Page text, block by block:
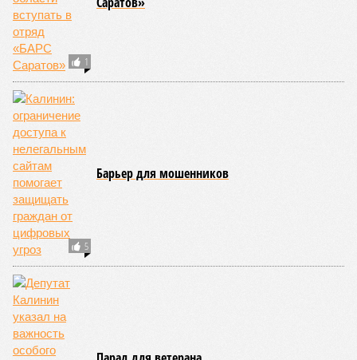
В Саратовской консерватории прошел концерт для подопечных фондов
«Александр Невский» и «Защитники Отечества» (фото: saratov-eparhia.ru)
В театральном зале Саратовской государственной консерватории
имени Л. В. Собинова 16 мая состоялся масштабный
благотворительный концерт «Вера, надежда, любовь».
Мероприятие было организовано Образовательным центром по
развитию детского и юношеского творчества, действующим при
Саратовской духовной семинарии по благословению
митрополита Саратовского и Вольского Игнатия.
Инициатором и главным организатором творческого вечера
выступила бессменный руководитель центра
Трошина, которая сумела собрать на одной сцене
воспитанников сразу нескольких православных учебных
заведений области и подарить настоящий праздник тем,
кто особенно нуждается в поддержке и внимании.
Участниками концертной программы стали талантливые